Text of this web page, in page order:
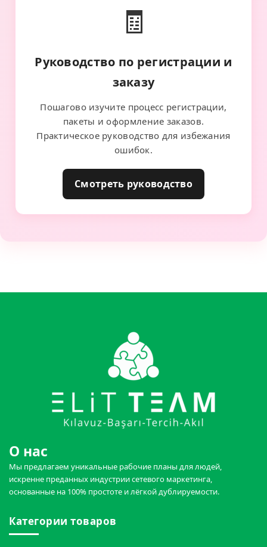
🧾
Руководство по регистрации и
заказу
Пошагово изучите процесс регистрации,
пакеты и оформление заказов.
Практическое руководство для избежания
ошибок.
Смотреть руководство
О нас
Мы предлагаем уникальные рабочие планы для людей,
искренне преданных индустрии сетевого маркетинга,
основанные на 100% простоте и лёгкой дублируемости.
Категории товаров